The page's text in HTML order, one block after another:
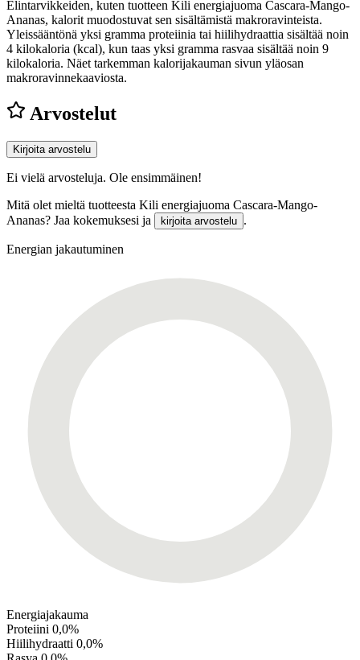
Elintarvikkeiden, kuten tuotteen Kili energiajuoma Cascara-Mango-
Ananas, kalorit muodostuvat sen sisältämistä makroravinteista.
Yleissääntönä yksi gramma proteiinia tai hiilihydraattia sisältää noin
4 kilokaloria (kcal), kun taas yksi gramma rasvaa sisältää noin 9
kilokaloria. Näet tarkemman kalorijakauman sivun yläosan
makroravinnekaaviosta.
Arvostelut
Kirjoita arvostelu
Ei vielä arvosteluja. Ole ensimmäinen!
Mitä olet mieltä tuotteesta Kili energiajuoma Cascara-Mango-
Ananas? Jaa kokemuksesi ja
kirjoita arvostelu .
Energian jakautuminen
Energiajakauma
Proteiini 0,0%
Hiilihydraatti 0,0%